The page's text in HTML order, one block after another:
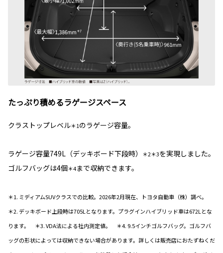
たっぷり積めるラゲージスペース
クラストップレベル＊1のラゲージ容量。
ラゲージ容量749L（デッキボード下段時） ＊2＊3を実現しました。
ゴルフバッグは4個＊4まで収納できます。
＊1. ミディアムSUVクラスでの比較。2026年2月現在、トヨタ自動車（株）調べ。
＊2. デッキボード上段時は705Lとなります。プラグインハイブリッド車は672Lとな
ります。 ＊3. VDA法による社内測定値。 ＊4. 9.5インチゴルフバッグ。ゴルフバ
ッグの形状によっては収納できない場合があります。詳しくは販売店におたずねくだ